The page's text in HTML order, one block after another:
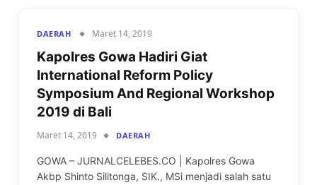
DAERAH Maret 14, 2019
Kapolres Gowa Hadiri Giat
International Reform Policy
Symposium And Regional Workshop
2019 di Bali
Maret 14, 2019 DAERAH
GOWA – JURNALCELEBES.CO | Kapolres Gowa
Akbp Shinto Silitonga, SIK., MSi menjadi salah satu